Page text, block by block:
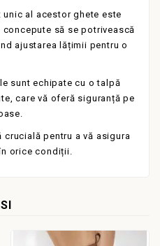
unic al acestor ghete este
să se potrivească
ajustarea lățimii pentru o
sunt echipate cu o talpă
care vă oferă siguranță pe
pentru a vă asigura
orice condiții.